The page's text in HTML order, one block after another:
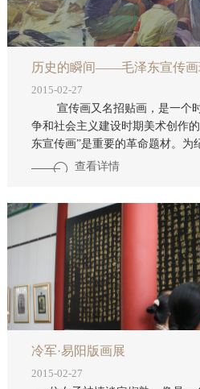
历史的瞬间——毛泽东宣传画
2015-02-27
争和社会主义建设时期美术创作
东宣传画”是重要的革命题材。为
年，武汉市晴川阁管理处（武汉
期、革命战争时期、新中国建设
和艺术视角生动再现了毛泽东同志的光
见面的展品，是从收藏家刘廷汉近
查看详情
冷军·易阳版画展
2015-02-27